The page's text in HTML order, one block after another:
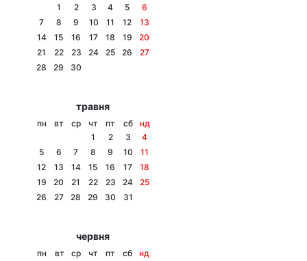
Головна
Економіка
Спорт
Техно і зв'язок
1
2 3 4 5
6
7
8 9 10 11 12
13
14
15 16 17 18 19
20
21
22 23 24 25 26
27
28
29 30
травня
пн вт ср чт пт сб
нд
1
2 3
4
5
6 7 8 9 10
11
12
13 14 15 16 17
18
19
20 21 22 23 24
25
26
27 28 29 30 31
червня
пн вт ср чт пт сб
нд